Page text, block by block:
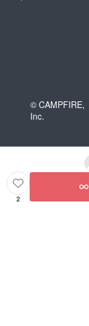
© CAMPFIRE,
Inc.
2